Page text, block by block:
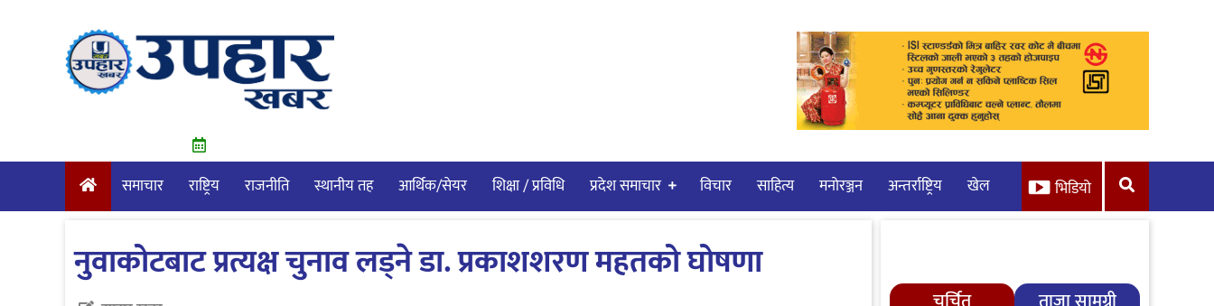
समाचार राष्ट्रिय राजनीति स्थानीय तह आर्थिक/सेयर शिक्षा / प्रविधि प्रदेश समाचार विचार साहित्य मनाेरञ्जन अन्तर्राष्ट्रिय खेल भिडियो
नुवाकोटबाट प्रत्यक्ष चुनाव लड्ने डा. प्रकाशशरण महतको घोषणा